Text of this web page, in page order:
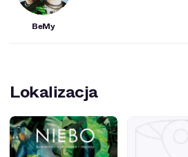
BeMy
Lokalizacja